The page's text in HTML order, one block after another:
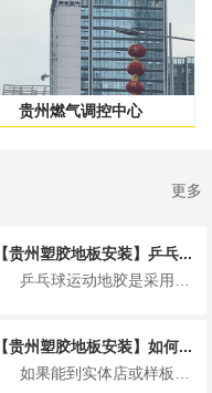
贵州燃气调控中心
更多
【贵州塑胶地板安装】乒乓...
乒乓球运动地胶是采用聚乙烯材料专门为运动场地开发的一种地板，具体来说就是以聚氯...
【贵州塑胶地板安装】如何...
如果能到实体店或样板间，可通过 2 个小测试快速判断，比看参数更直观： “沾水...